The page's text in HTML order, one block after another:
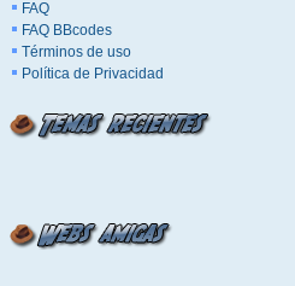
FAQ
FAQ BBcodes
Términos de uso
Política de Privacidad